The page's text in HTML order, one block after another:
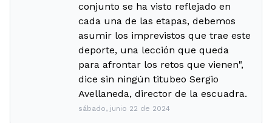
conjunto se ha visto reflejado en
cada una de las etapas, debemos
asumir los imprevistos que trae este
deporte, una lección que queda
para afrontar los retos que vienen",
dice sin ningún titubeo Sergio
Avellaneda, director de la escuadra.
sábado, junio 22 de 2024